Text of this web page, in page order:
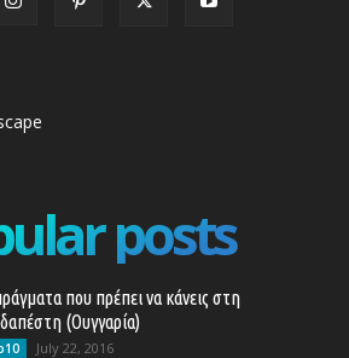
posts
που πρέπει να κάνεις στη
(Ουγγαρία)
July 22, 2016